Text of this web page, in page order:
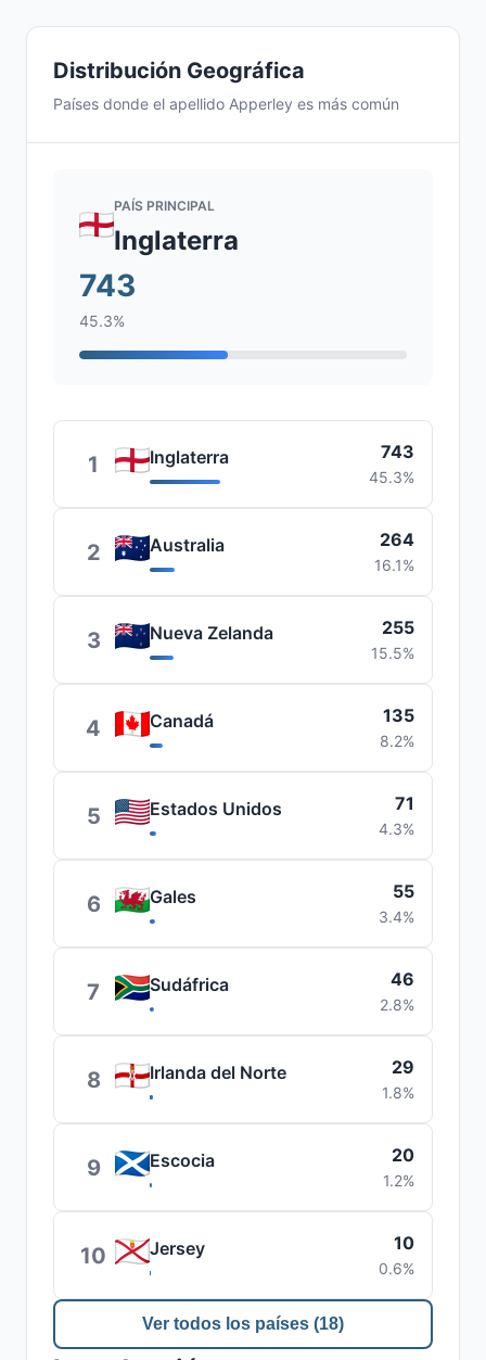
Distribución Geográfica
Países donde el apellido Apperley es más común
PAÍS PRINCIPAL
Inglaterra
743
45.3%
1 Inglaterra 743
45.3%
2 Australia 264
16.1%
3 Nueva Zelanda 255
15.5%
4 Canadá 135
8.2%
5 Estados Unidos 71
4.3%
6 Gales 55
3.4%
7 Sudáfrica 46
2.8%
8 Irlanda del Norte 29
1.8%
9 Escocia 20
1.2%
10 Jersey 10
0.6%
Ver todos los países (18)